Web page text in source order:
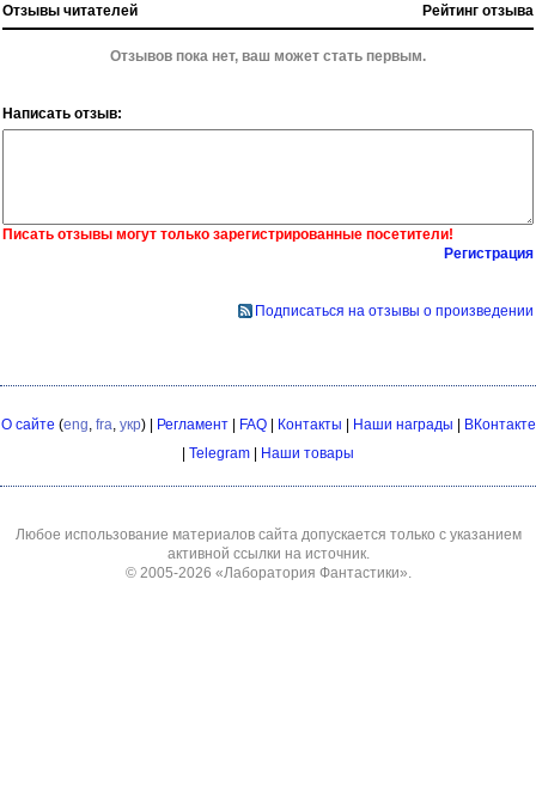
Отзывы читателей Рейтинг отзыва
Отзывов пока нет, ваш может стать первым.
Написать отзыв:
Писать отзывы могут только зарегистрированные посетители!
Регистрация
Подписаться на отзывы о произведении
О сайте (eng fra укр) | Регламент| FAQ| Контакты | Наши награды | ВКонтакте
| Telegram | Наши товары
Любое использование материалов сайта допускается только с указанием
активной ссылки на источник.
© 2005-2026 «Лаборатория Фантастики»